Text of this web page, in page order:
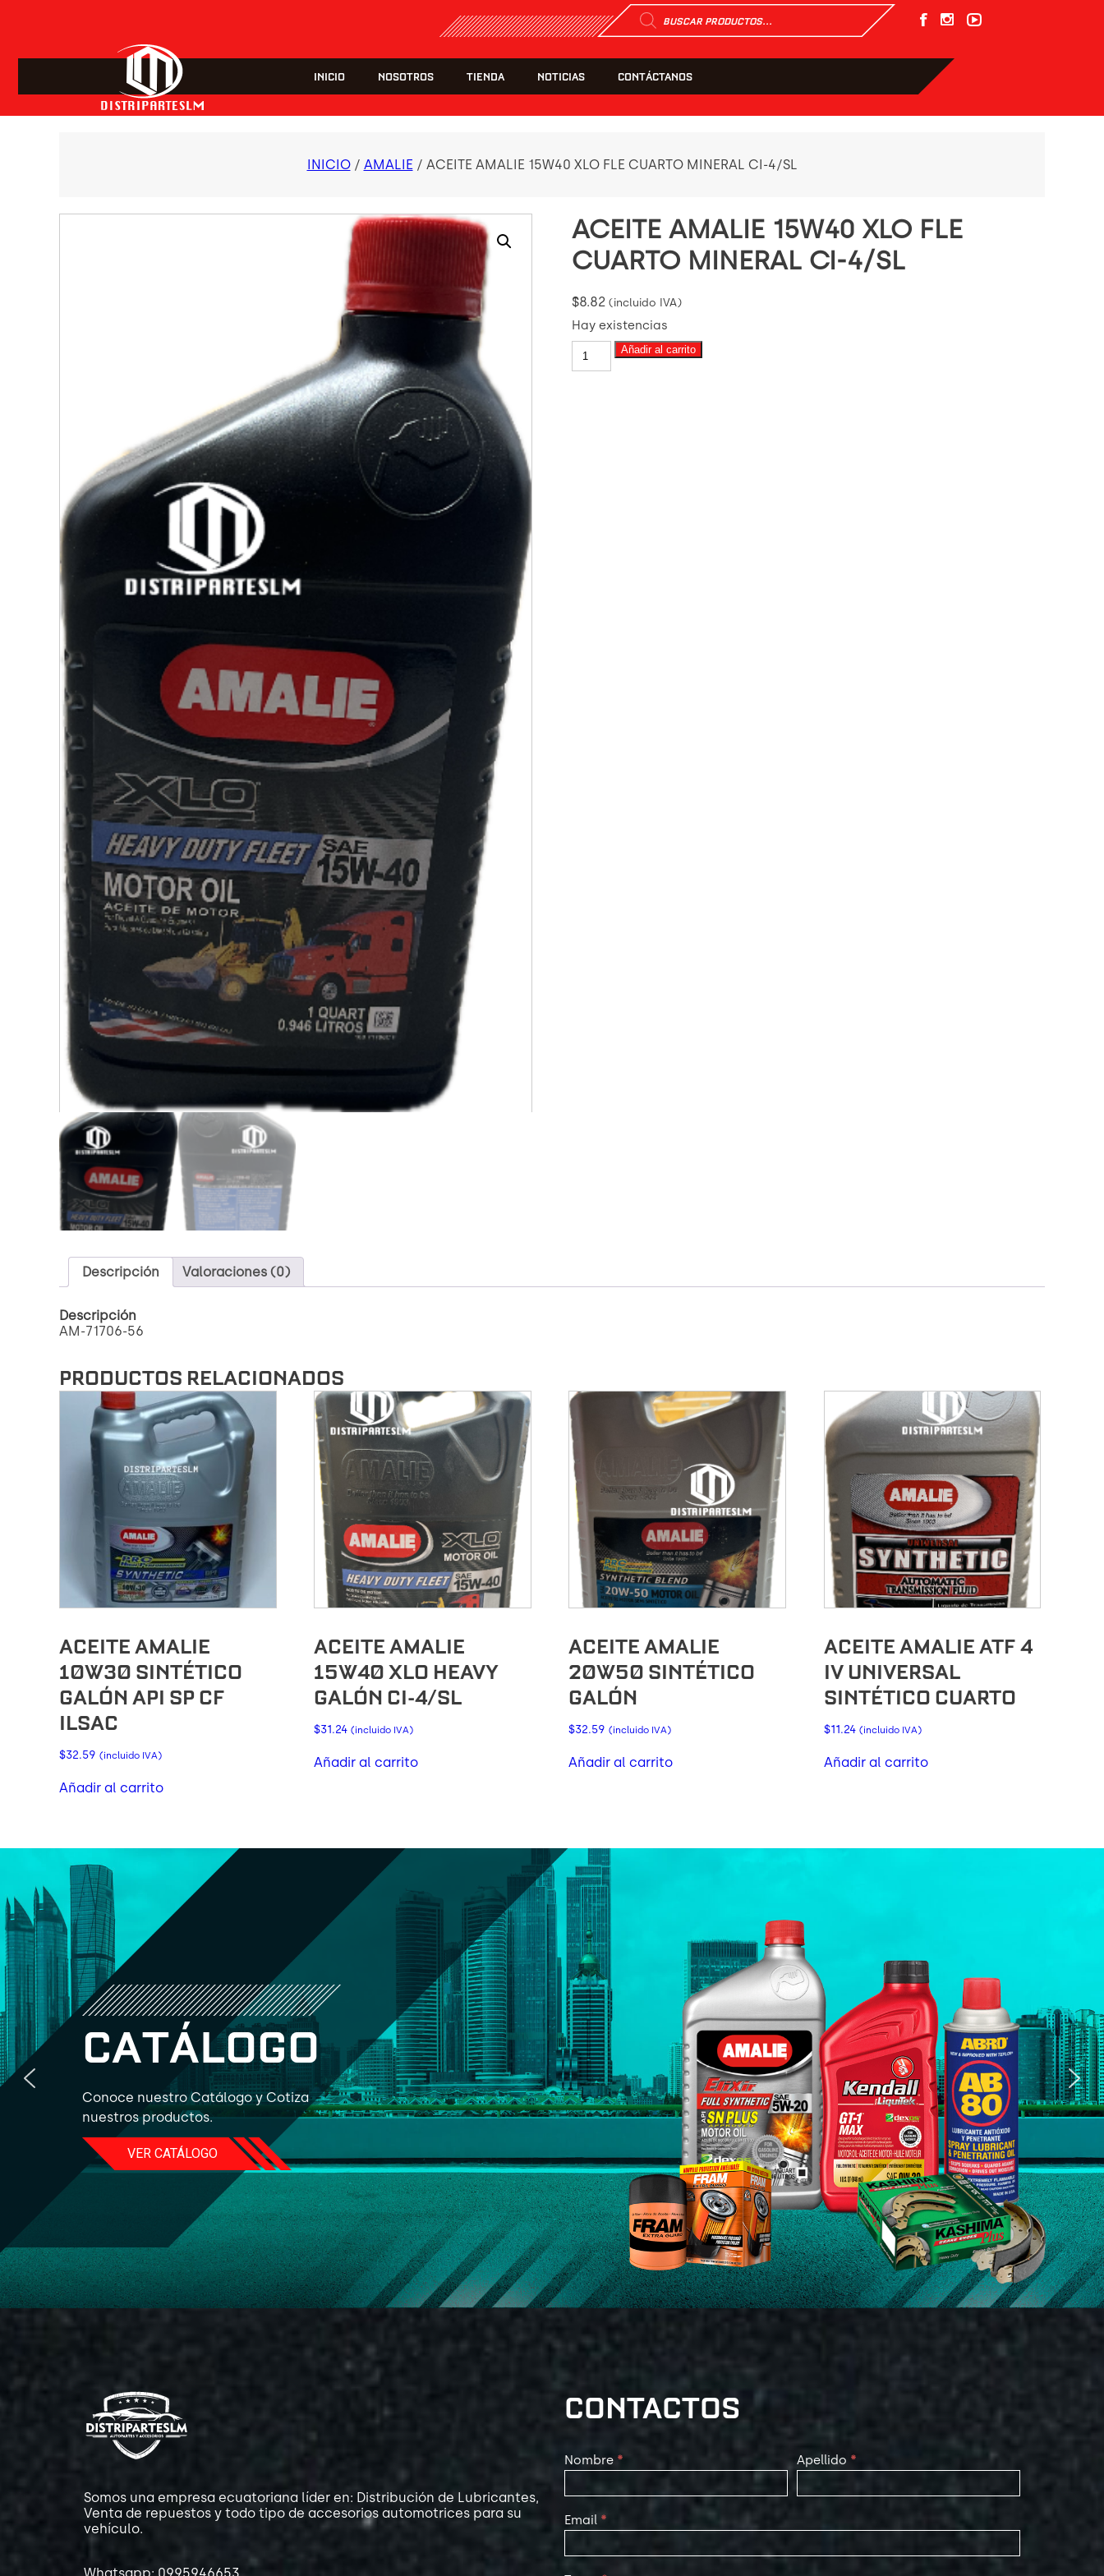
Búsqueda
de
productos
INICIO NOSOTROS TIENDA NOTICIAS CONTÁCTANOS
INICIO/ AMALIE/ ACEITE AMALIE 15W40 XLO FLE CUARTO MINERAL CI-4/SL
ACEITE AMALIE 15W40 XLO FLE
CUARTO MINERAL CI-4/SL
$8.82 (incluido IVA)
Hay existencias
ACEITE
AMALIE
Añadir al carrito
Descripción Valoraciones (0)
Descripción
AM-71706-56
PRODUCTOS RELACIONADOS
ACEITE AMALIE
10W30 SINTÉTICO
GALÓN API SP CF
ILSAC
$32.59 (incluido IVA)
Añadir al carrito
ACEITE AMALIE
15W40 XLO HEAVY
GALÓN CI-4/SL
$31.24 (incluido IVA)
Añadir al carrito
ACEITE AMALIE
20W50 SINTÉTICO
GALÓN
$32.59 (incluido IVA)
Añadir al carrito
ACEITE AMALIE ATF 4
IV UNIVERSAL
SINTÉTICO CUARTO
$11.24 (incluido IVA)
Añadir al carrito
CATÁLOGO
Conoce nuestro Catálogo y Cotiza
nuestros productos.
VER CATÁLOGO
Somos una empresa ecuatoriana líder en: Distribución de Lubricantes,
Venta de repuestos y todo tipo de accesorios automotrices para su
vehículo.
CONTACTOS
Contact
Us
Nombre * Apellido *
Email *